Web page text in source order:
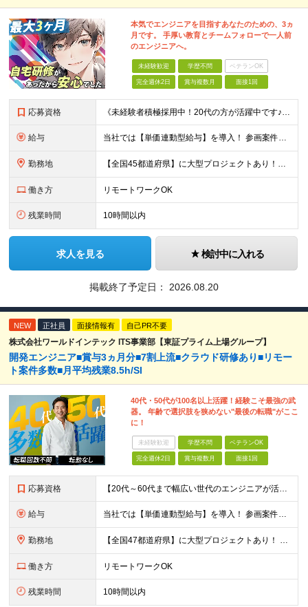
本気でエンジニアを目指すあなたのための、3ヵ
月です。 手厚い教育とチームフォローで一人前
のエンジニアへ。
未経験歓迎 学歴不問 ベテランOK
完全週休2日 賞与複数月 面接1回
応募資格 《未経験者積極採用中！20代の方が活躍中です♪》 ◎約4割が実務未経験入社！ ■学歴・職歴は一切問いません！ ■第二新卒の方もお気軽にご相談ください♪ ■入社してから数年は、転勤の可能性があります
給与 当社では【単価連動型給与】を導入！ 参画案件の契約単価に連動して給与が決定。 還元率は単価の【70％～80％】と東証プライム上場グループとして高水準です！（社会保険料・教育コスト含む） ■関東：月給
勤務地 【全国45都道府県】に大型プロジェクトあり！※ 四国・沖縄を除く 主要勤務地： 北海道/宮城県/栃木県/埼玉県/千葉県/東京都/神奈川県/愛知県/大阪府/京都府/兵庫県/広島県/福岡県/熊本県 ※勤
働き方 リモートワークOK
残業時間 10時間以内
求人を見る 検討中に入れる
掲載終了予定日： 2026.08.20
NEW 正社員 面接情報有 自己PR不要
株式会社ワールドインテック ITS事業部【東証プライム上場グループ】
開発エンジニア■賞与3ヵ月分■7割上流■クラウド研修あり■リモー
ト案件多数■月平均残業8.5h/SI
40代・50代が100名以上活躍！経験こそ最強の武
器。 年齢で選択肢を狭めない"最後の転職"がここ
に！
未経験歓迎 学歴不問 ベテランOK
完全週休2日 賞与複数月 面接1回
応募資格 【20代～60代まで幅広い世代のエンジニアが活躍してます】 ■学歴不問 ■転職回数不問 ■開発経験（年数不問）をお持ちの方
給与 当社では【単価連動型給与】を導入！ 参画案件の契約単価に連動して給与が決定。 還元率は単価の【70％～80％】と東証プライム上場グループとして高水準です！（社会保険料・教育コスト含む） ■関東：月給
勤務地 【全国47都道府県】に大型プロジェクトあり！ 主要勤務地： 北海道/宮城県/栃木県/埼玉県/千葉県/東京都/神奈川県/愛知県/大阪府/京都府/兵庫県/広島県/福岡県/熊本県 ※勤務エリアは、あなたの
働き方 リモートワークOK
残業時間 10時間以内